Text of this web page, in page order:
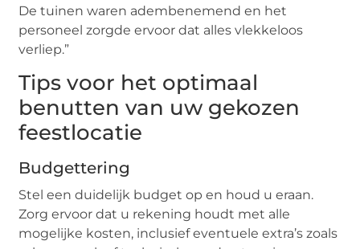
De tuinen waren adembenemend en het
personeel zorgde ervoor dat alles vlekkeloos
verliep.”
Tips voor het optimaal
benutten van uw gekozen
feestlocatie
Budgettering
Stel een duidelijk budget op en houd u eraan.
Zorg ervoor dat u rekening houdt met alle
mogelijke kosten, inclusief eventuele extra’s zoals